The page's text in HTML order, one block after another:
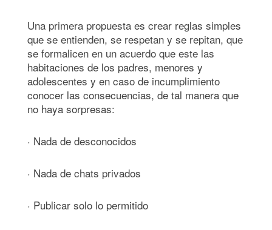
Una primera propuesta es crear reglas simples
que se entienden, se respetan y se repitan, que
se formalicen en un acuerdo que este las
habitaciones de los padres, menores y
adolescentes y en caso de incumplimiento
conocer las consecuencias, de tal manera que
no haya sorpresas:
· Nada de desconocidos
· Nada de chats privados
· Publicar solo lo permitido